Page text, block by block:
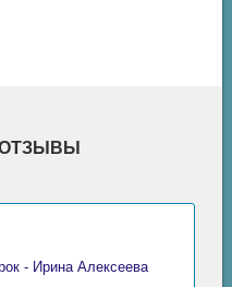
- Ирина Алексеева